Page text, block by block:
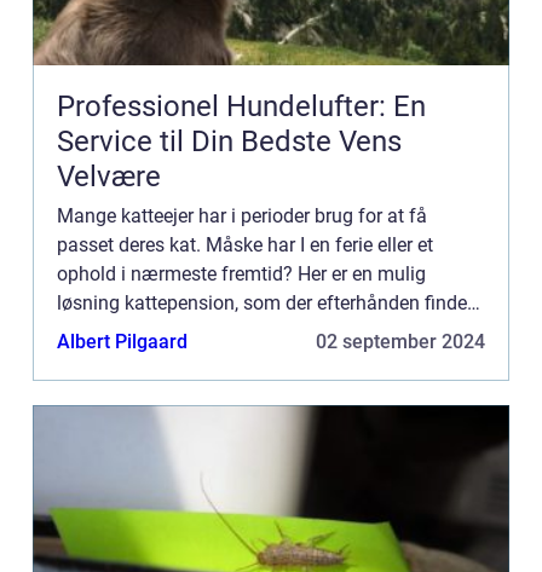
Professionel Hundelufter: En
Service til Din Bedste Vens
Velvære
Mange katteejer har i perioder brug for at få
passet deres kat. Måske har I en ferie eller et
ophold i nærmeste fremtid? Her er en mulig
løsning kattepension, som der efterhånden findes
mange af landet over. Det er en k...
Albert Pilgaard 02 september 2024